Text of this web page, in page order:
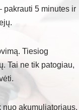
pakrauti 5 minutes ir
Tiesiog
Tai ne tik patogiau,
akumuliatoriaus,